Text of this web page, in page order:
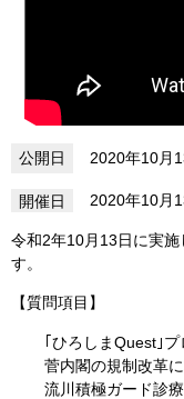
2020年10月
2020年10月
令和2年10月13日に実
す。
【質問項目】
｢ひろしまQuest｣
菅内閣の規制改革
流川積極ガード診